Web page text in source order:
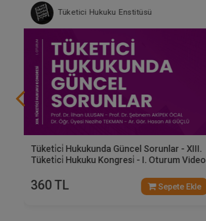
Tüketici Hukuku Enstitüsü
Tüketi̇ci̇ Hukukunda Güncel Sorunlar - XIII.
Tüketi̇ci̇ Hukuku Kongresi̇ - I. Oturum Video
360 TL Sepete Ekle